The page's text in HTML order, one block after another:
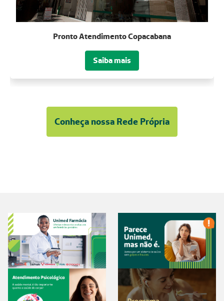
Pronto Atendimento Copacabana
Saiba mais
Conheça nossa Rede Própria